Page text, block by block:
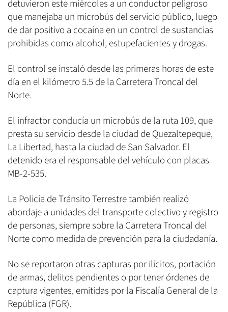
detuvieron este miércoles a un conductor peligroso
que manejaba un microbús del servicio público, luego
de dar positivo a cocaína en un control de sustancias
prohibidas como alcohol, estupefacientes y drogas.
El control se instaló desde las primeras horas de este
día en el kilómetro 5.5 de la Carretera Troncal del
Norte.
El infractor conducía un microbús de la ruta 109, que
presta su servicio desde la ciudad de Quezaltepeque,
La Libertad, hasta la ciudad de San Salvador. El
detenido era el responsable del vehículo con placas
MB-2-535.
La Policía de Tránsito Terrestre también realizó
abordaje a unidades del transporte colectivo y registro
de personas, siempre sobre la Carretera Troncal del
Norte como medida de prevención para la ciudadanía.
No se reportaron otras capturas por ilícitos, portación
de armas, delitos pendientes o por tener órdenes de
captura vigentes, emitidas por la Fiscalía General de la
República (FGR).